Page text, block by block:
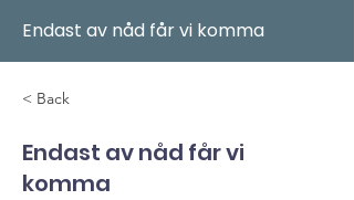
Endast av nåd får vi komma
< Back
Endast av nåd får vi
komma